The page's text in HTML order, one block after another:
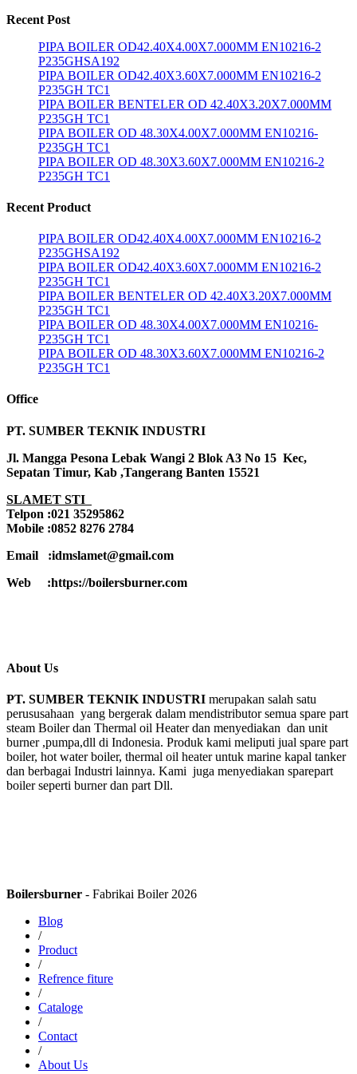
Recent Post
PIPA BOILER OD42.40X4.00X7.000MM EN10216-2
P235GHSA192
PIPA BOILER OD42.40X3.60X7.000MM EN10216-2
P235GH TC1
PIPA BOILER BENTELER OD 42.40X3.20X7.000MM
P235GH TC1
PIPA BOILER OD 48.30X4.00X7.000MM EN10216-
P235GH TC1
PIPA BOILER OD 48.30X3.60X7.000MM EN10216-2
P235GH TC1
Recent Product
PIPA BOILER OD42.40X4.00X7.000MM EN10216-2
P235GHSA192
PIPA BOILER OD42.40X3.60X7.000MM EN10216-2
P235GH TC1
PIPA BOILER BENTELER OD 42.40X3.20X7.000MM
P235GH TC1
PIPA BOILER OD 48.30X4.00X7.000MM EN10216-
P235GH TC1
PIPA BOILER OD 48.30X3.60X7.000MM EN10216-2
P235GH TC1
Office
PT. SUMBER TEKNIK INDUSTRI
Jl. Mangga Pesona Lebak Wangi 2 Blok A3 No 15 Kec,
Sepatan Timur, Kab ,Tangerang Banten 15521
SLAMET STI
Telpon :021 35295862
Mobile :0852 8276 2784
Email :idmslamet@gmail.com
Web :https://boilersburner.com
About Us
PT. SUMBER TEKNIK INDUSTRI merupakan salah satu
perususahaan yang bergerak dalam mendistributor semua spare part
steam Boiler dan Thermal oil Heater dan menyediakan dan unit
burner ,pumpa,dll di Indonesia. Produk kami meliputi jual spare part
boiler, hot water boiler, thermal oil heater untuk marine kapal tanker
dan berbagai Industri lainnya. Kami juga menyediakan sparepart
boiler seperti burner dan part Dll.
Boilersburner - Fabrikai Boiler 2026
Blog
/
Product
/
Refrence fiture
/
Cataloge
/
Contact
/
About Us